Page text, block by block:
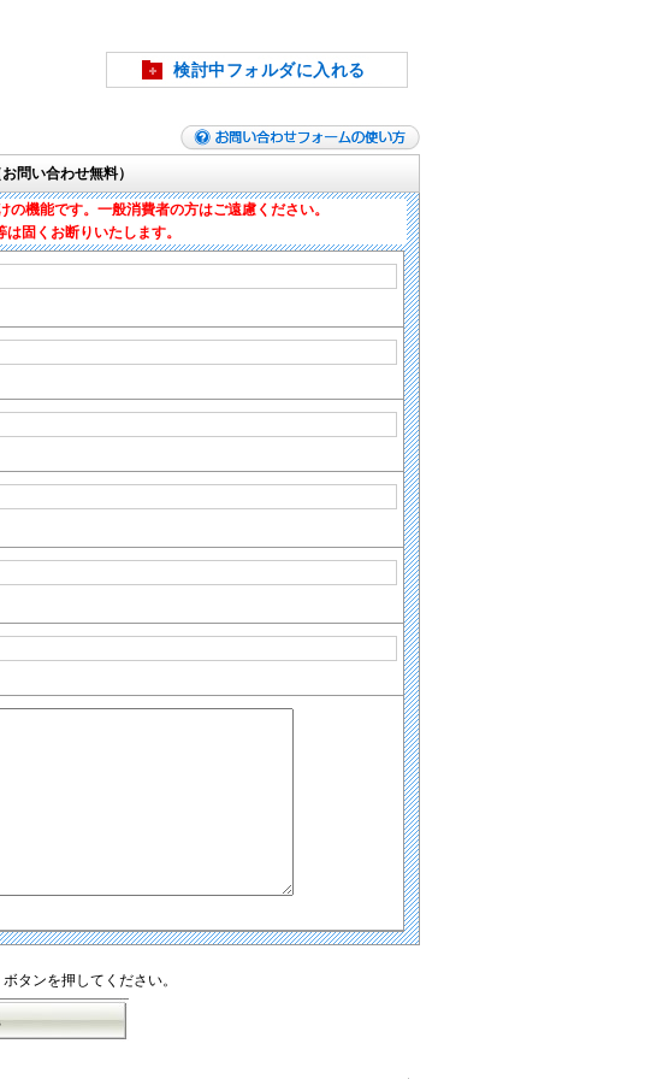
検討中フォルダに入れる
問い合わせ無料）
機能です。一般消費者の方はご遠慮ください。
固くお断りいたします。
タンを押してください。